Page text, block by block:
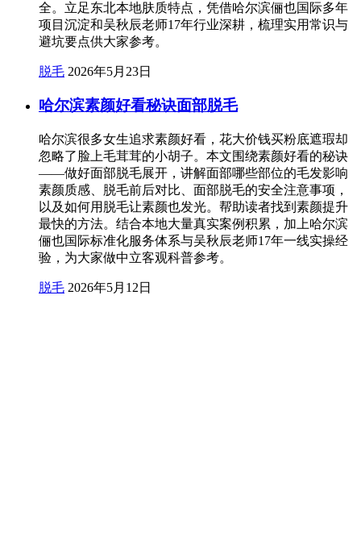
全。立足东北本地肤质特点，凭借哈尔滨俪也国际多年
项目沉淀和吴秋辰老师17年行业深耕，梳理实用常识与
避坑要点供大家参考。
脱毛 2026年5月23日
哈尔滨素颜好看秘诀面部脱毛
哈尔滨很多女生追求素颜好看，花大价钱买粉底遮瑕却
忽略了脸上毛茸茸的小胡子。本文围绕素颜好看的秘诀
——做好面部脱毛展开，讲解面部哪些部位的毛发影响
素颜质感、脱毛前后对比、面部脱毛的安全注意事项，
以及如何用脱毛让素颜也发光。帮助读者找到素颜提升
最快的方法。结合本地大量真实案例积累，加上哈尔滨
俪也国际标准化服务体系与吴秋辰老师17年一线实操经
验，为大家做中立客观科普参考。
脱毛 2026年5月12日